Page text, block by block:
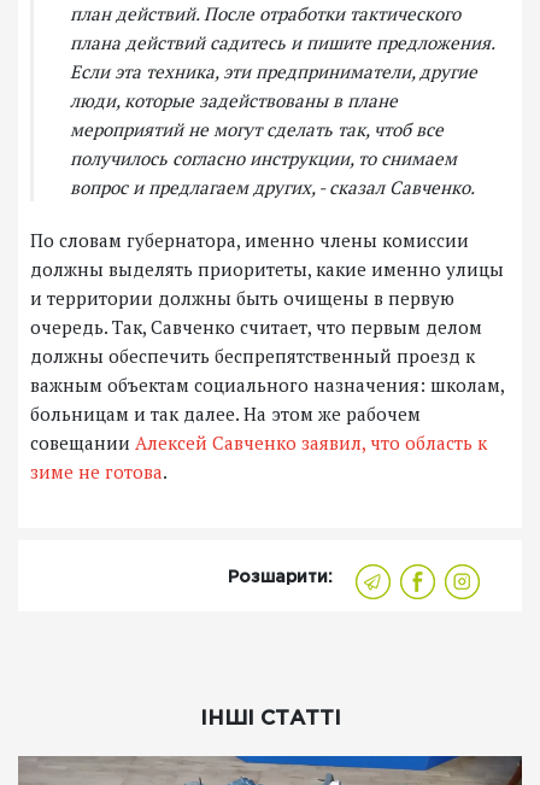
план действий. После отработки тактического
плана действий садитесь и пишите предложения.
Если эта техника, эти предприниматели, другие
люди, которые задействованы в плане
мероприятий не могут сделать так, чтоб все
получилось согласно инструкции, то снимаем
вопрос и предлагаем других, - сказал Савченко.
По словам губернатора, именно члены комиссии
должны выделять приоритеты, какие именно улицы
и территории должны быть очищены в первую
очередь. Так, Савченко считает, что первым делом
должны обеспечить беспрепятственный проезд к
важным объектам социального назначения: школам,
больницам и так далее. На этом же рабочем
совещании Алексей Савченко заявил, что область к
зиме не готова.
Розшарити:
ІНШІ СТАТТІ